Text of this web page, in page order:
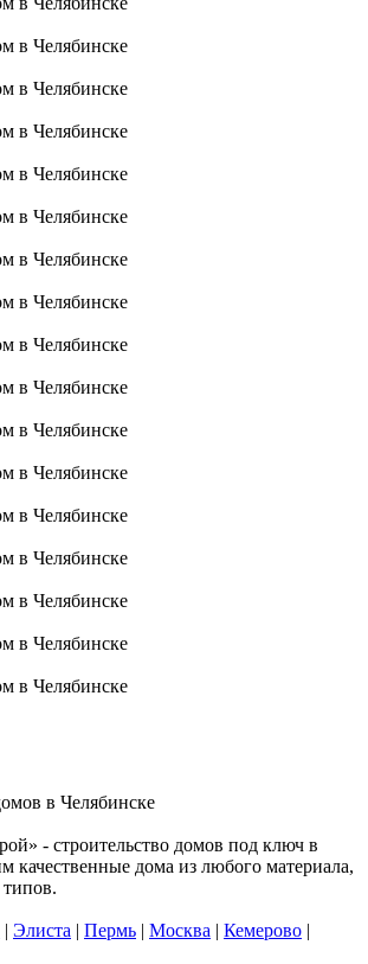
- строительство домов под ключ в
качественные дома из любого материала,
| Элиста | Пермь | Москва | Кемерово |